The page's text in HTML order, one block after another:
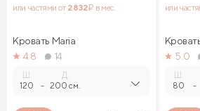
или частями от 2 832₽ в мес.
Кровать Maria
4.8
14
120 -
Д.
200 см.
или
5.0
80 -